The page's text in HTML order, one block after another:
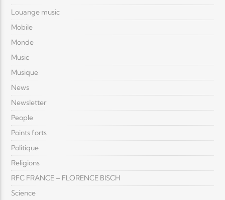
Louange music
Mobile
Monde
Music
Musique
News
Newsletter
People
Points forts
Politique
Religions
RFC FRANCE – FLORENCE BISCH
Science